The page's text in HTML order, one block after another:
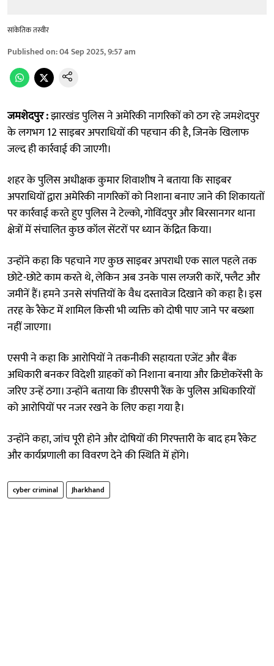
सांकेतिक तस्वीर
Published on:04 Sep 2025, 9:57 am
जमशेदपुर :झारखंड पुलिस ने अमेरिकी नागरिकों को ठग रहे जमशेदपुर
के लगभग 12 साइबर अपराधियों की पहचान की है, जिनके खिलाफ
जल्द ही कार्रवाई की जाएगी।
शहर के पुलिस अधीक्षक कुमार शिवाशीष ने बताया कि साइबर
अपराधियों द्वारा अमेरिकी नागरिकों को निशाना बनाए जाने की शिकायतों
पर कार्रवाई करते हुए पुलिस ने टेल्को, गोविंदपुर और बिरसानगर थाना
क्षेत्रों में संचालित कुछ कॉल सेंटरों पर ध्यान केंद्रित किया।
उन्होंने कहा कि पहचाने गए कुछ साइबर अपराधी एक साल पहले तक
छोटे-छोटे काम करते थे, लेकिन अब उनके पास लग्जरी कारें, फ्लैट और
जमीनें हैं। हमने उनसे संपत्तियों के वैध दस्तावेज दिखाने को कहा है। इस
तरह के रैकेट में शामिल किसी भी व्यक्ति को दोषी पाए जाने पर बख्शा
नहीं जाएगा।
एसपी ने कहा कि आरोपियों ने तकनीकी सहायता एजेंट और बैंक
अधिकारी बनकर विदेशी ग्राहकों को निशाना बनाया और क्रिप्टोकरेंसी के
जरिए उन्हें ठगा। उन्होंने बताया कि डीएसपी रैंक के पुलिस अधिकारियों
को आरोपियों पर नजर रखने के लिए कहा गया है।
उन्होंने कहा, जांच पूरी होने और दोषियों की गिरफ्तारी के बाद हम रैकेट
और कार्यप्रणाली का विवरण देने की स्थिति में होंगे।
cyber criminal Jharkhand